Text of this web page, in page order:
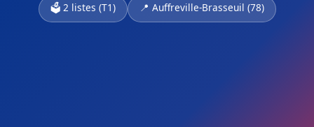
🗳️ 2 listes (T1)
📍 Auffreville-Brasseuil (78)